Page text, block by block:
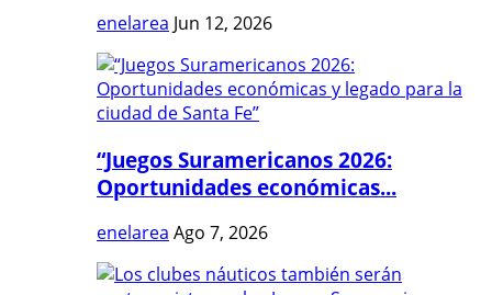
enelarea Jun 12, 2026
“Juegos Suramericanos 2026:
Oportunidades económicas...
enelarea Ago 7, 2026